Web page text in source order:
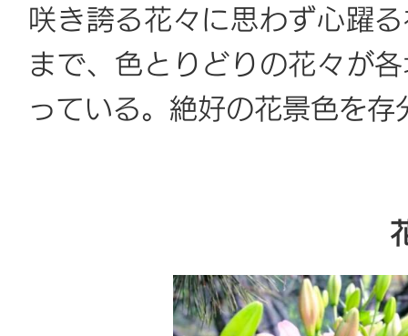
咲き誇る花々に思わず心躍
まで、色とりどりの花々が
っている。絶好の花景色を